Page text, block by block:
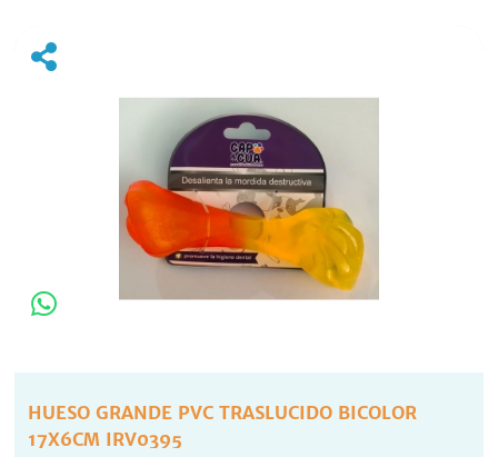
HUESO GRANDE PVC TRASLUCIDO BICOLOR
17X6CM IRV0395